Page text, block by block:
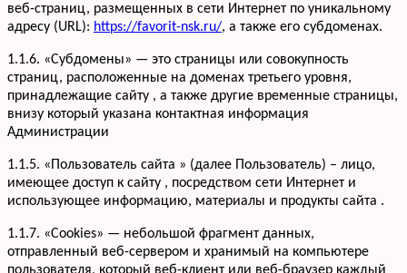
веб-страниц, размещенных в сети Интернет по уникальному
адресу (URL): https://favorit-nsk.ru/, а также его субдоменах.
1.1.6. «Субдомены» — это страницы или совокупность
страниц, расположенные на доменах третьего уровня,
принадлежащие сайту , а также другие временные страницы,
внизу который указана контактная информация
Администрации
1.1.5. «Пользователь сайта » (далее Пользователь) – лицо,
имеющее доступ к сайту , посредством сети Интернет и
использующее информацию, материалы и продукты сайта .
1.1.7. «Cookies» — небольшой фрагмент данных,
отправленный веб-сервером и хранимый на компьютере